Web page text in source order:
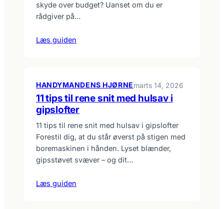
skyde over budget? Uanset om du er
rådgiver på…
Læs guiden
HANDYMANDENS HJØRNEmarts 14, 2026
11 tips til rene snit med hulsav i
gipslofter
11 tips til rene snit med hulsav i gipslofter
Forestil dig, at du står øverst på stigen med
boremaskinen i hånden. Lyset blænder,
gipsstøvet svæver – og dit…
Læs guiden